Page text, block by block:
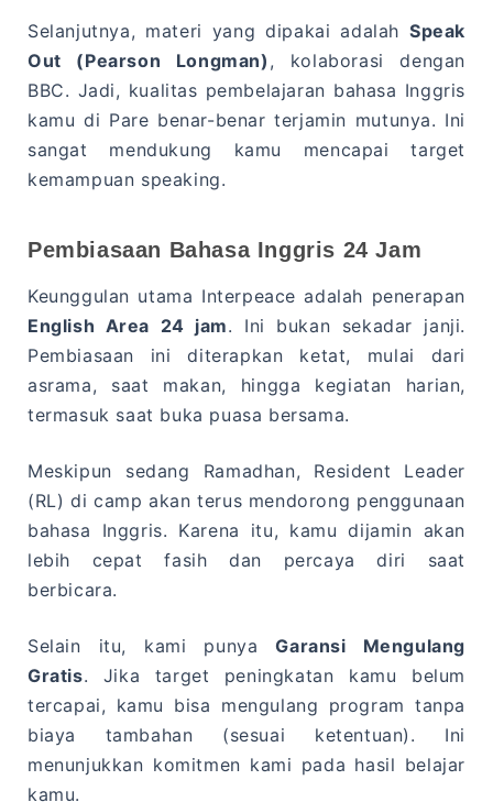
Selanjutnya, materi yang dipakai adalah Speak
Out (Pearson Longman) , kolaborasi dengan
BBC. Jadi, kualitas pembelajaran bahasa Inggris
kamu di Pare benar-benar terjamin mutunya. Ini
sangat mendukung kamu mencapai target
kemampuan speaking.
Pembiasaan Bahasa Inggris 24 Jam
Keunggulan utama Interpeace adalah penerapan
English Area 24 jam. Ini bukan sekadar janji.
Pembiasaan ini diterapkan ketat, mulai dari
asrama, saat makan, hingga kegiatan harian,
termasuk saat buka puasa bersama.
Meskipun sedang Ramadhan, Resident Leader
(RL) di camp akan terus mendorong penggunaan
bahasa Inggris. Karena itu, kamu dijamin akan
lebih cepat fasih dan percaya diri saat
berbicara.
Selain itu, kami punyaGaransi Mengulang
Gratis. Jika target peningkatan kamu belum
tercapai, kamu bisa mengulang program tanpa
biaya tambahan (sesuai ketentuan). Ini
menunjukkan komitmen kami pada hasil belajar
kamu.